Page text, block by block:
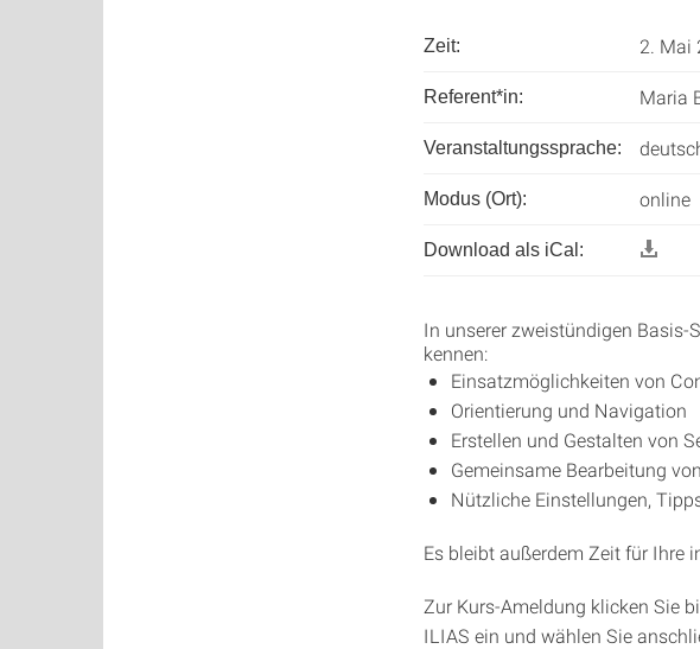
Zeit: 2. Mai
Referent*in: Maria
Veranstaltungssprache:
Modus (Ort): online
Download als iCal:
In unserer zweistündigen Basis-
kennen:
Einsatzmöglichkeiten von
Orientierung und Navigation
Erstellen und Gestalten von
Gemeinsame Bearbeitung
Nützliche Einstellungen,
Es bleibt außerdem Zeit für Ihre
Zur Kurs-Ameldung klicken Sie
ILIAS ein und wählen Sie